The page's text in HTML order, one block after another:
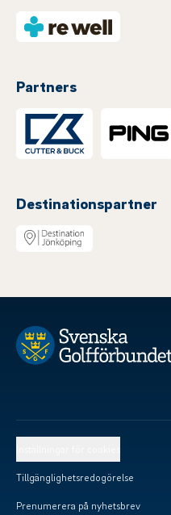
Partners
Destinationspartner
Tillgänglighetsredogörelse
Prenumerera på nyhetsbrev